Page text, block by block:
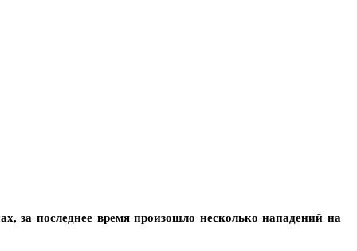
за последнее время произошло несколько нападений на